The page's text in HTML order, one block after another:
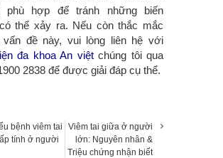
phù hợp để tránh những biến
thể xảy ra. Nếu còn thắc mắc
vấn đề này, vui lòng liên hệ với
đa khoa An việtchúng tôi qua
2838 để được giải đáp cụ thể.
bệnh viêm tai
tính ở người
Viêm tai giữa ở người
lớn: Nguyên nhân &
Triệu chứng nhận biết